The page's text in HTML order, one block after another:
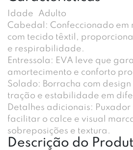
Idade
Adulto
Cabedal: Confeccionado em
com tecido têxtil,
e respirabilidade.
Entressola: EVA leve que
amortecimento e conforto
Solado: Borracha com
tração e estabilidade em
Detalhes adicionais:
facilitar o calce e visual
sobreposições e textura.
Descrição do